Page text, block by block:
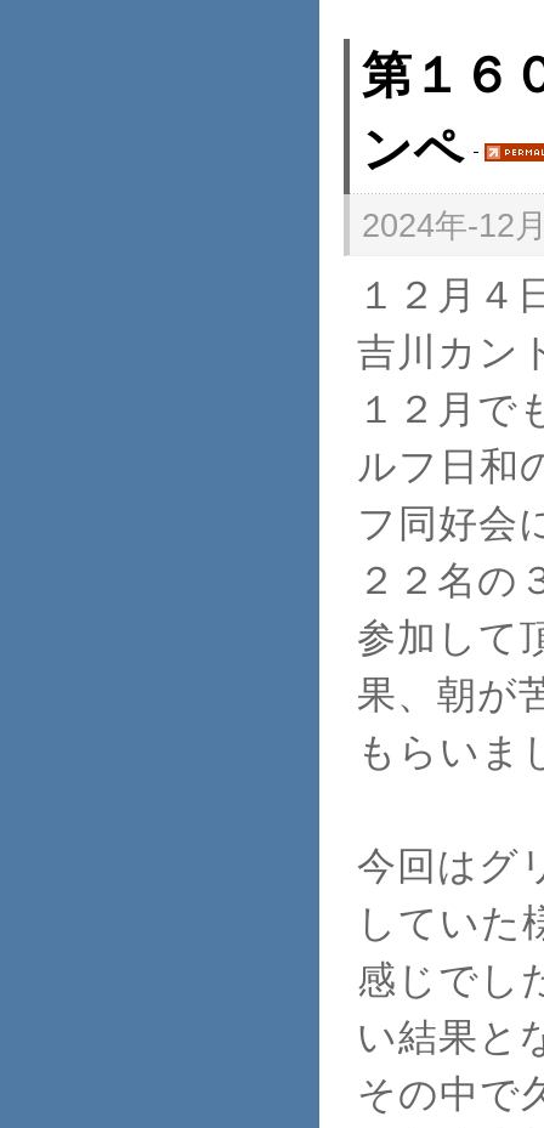
第１６
ンペ
2024年-12
１２月４
吉川カン
１２月で
ルフ日和
フ同好会
２２名の
参加して
果、朝が
もらいま
今回はグ
していた
感じでし
い結果と
その中で